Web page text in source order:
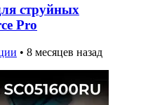
струйных
Pro
• 8 месяцев назад